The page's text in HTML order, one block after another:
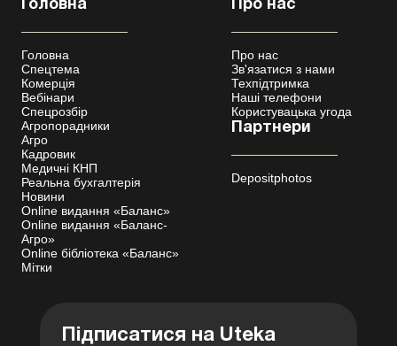
Головна
Головна
Спецтема
Комерція
Вебінари
Спецрозбір
Агропорадники
Агро
Кадровик
Медичні КНП
Реальна бухгалтерія
Новини
Online видання «Баланс»
Online видання «Баланс-
Агро»
Online бібліотека «Баланс»
Мітки
Про нас
Про нас
Зв'язатися з нами
Техпідтримка
Наші телефони
Користувацька угода
Партнери
Depositphotos
Підписатися на Uteka